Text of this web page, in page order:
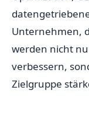
Unternehmen,
werden nicht
verbessern,
Zielgruppe